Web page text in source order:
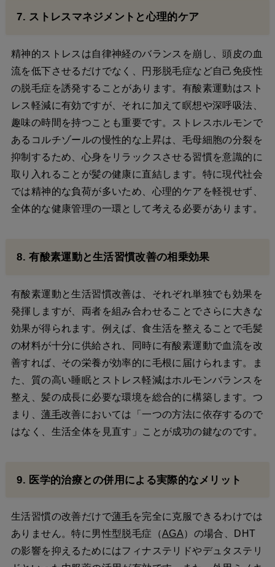
7. ストレスマネジメントと心理的ケア
精神的ストレスは自律神経のバランスを崩し、頭皮の血
流を低下させるだけでなく、円形脱毛症など自己免疫性
の脱毛症を誘発することがあります。有酸素運動はスト
レス軽減に有効ですが、それに加えて瞑想や深呼吸法、
趣味の時間を持つことも重要です。ストレスホルモンで
あるコルチゾールの慢性的な上昇は、毛母細胞の分裂を
抑制するため、心身をリラックスさせる習慣を意識的に
取り入れることが髪の健康に直結します。特に現代社会
では精神的な負荷が多いため、心理的ケアを軽視せず、
全体的な健康管理の一環として考える必要があります。
8. 有酸素運動と生活習慣改善の相乗効果
有酸素運動と生活習慣改善は、それぞれ単独でも効果を
発揮しますが、両者を組み合わせることでさらに大きな
効果が得られます。例えば、食生活を整えることで毛髪
の材料が十分に供給され、同時に有酸素運動で血流を改
善すれば、その栄養が効率的に毛根に届けられます。ま
た、質の高い睡眠とストレス軽減はホルモンバランスを
整え、髪の成長に必要な環境を総合的に構築します。つ
まり、薄毛改善においては「一つの方法に依存するので
はなく、生活全体を見直す」ことが成功の鍵なのです。
9. 医学的治療との併用による実際的なメリット
生活習慣の改善だけで薄毛を完全に克服できるわけでは
ありません。特に男性型脱毛症（AGA）の場合、DHT
の影響を抑えるためにはフィナステリドやデュタステリ